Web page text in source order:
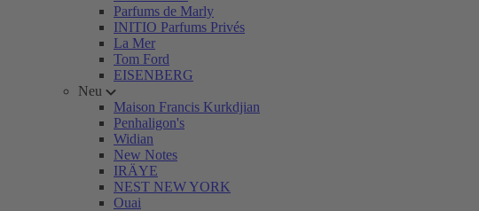
Parfums de Marly
INITIO Parfums Privés
La Mer
Tom Ford
EISENBERG
Neu
Maison Francis Kurkdjian
Penhaligon's
Widian
New Notes
IRÄYE
NEST NEW YORK
Ouai